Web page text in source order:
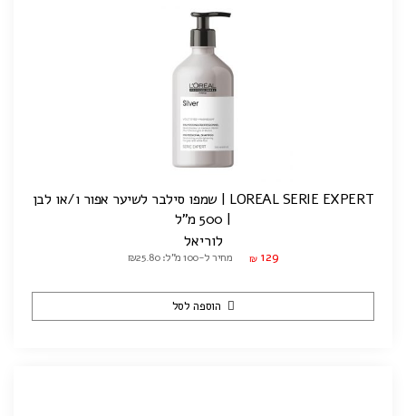
LOREAL SERIE EXPERT | שמפו סילבר לשיער אפור ו/או לבן
| 500 מ"ל
לוריאל
₪ 129 מחיר ל-100 מ"ל: ₪25.80
הוספה לסל